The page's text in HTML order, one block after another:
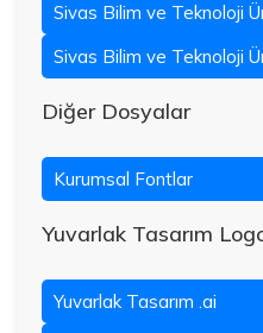
Sivas Bilim ve Teknoloji
Sivas Bilim ve Teknoloji
Diğer Dosyalar
Kurumsal Fontlar
Yuvarlak Tasarım
Yuvarlak Tasarım .ai